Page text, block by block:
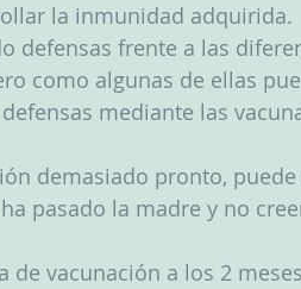
la inmunidad adquirida.
defensas frente a las
como algunas de ellas
mediante las
demasiado pronto,
pasado la madre y no
vacunación a los 2